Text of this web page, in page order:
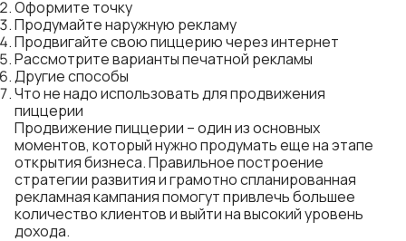
Оформите точку
Продумайте наружную рекламу
Продвигайте свою пиццерию через интернет
Рассмотрите варианты печатной рекламы
Другие способы
Что не надо использовать для продвижения
пиццерии
Продвижение пиццерии – один из основных
моментов, который нужно продумать еще на этапе
открытия бизнеса. Правильное построение
стратегии развития и грамотно спланированная
рекламная кампания помогут привлечь большее
количество клиентов и выйти на высокий уровень
дохода.